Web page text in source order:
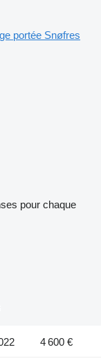
portée Snøfres
pour chaque
4 600 €